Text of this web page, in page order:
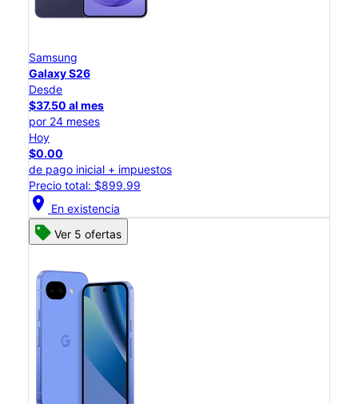
Samsung
Galaxy S26
Desde
$37.50 al mes
por 24 meses
Hoy
$0.00
de pago inicial + impuestos
Precio total: $899.99
location_on En existencia
Ver 5 ofertas